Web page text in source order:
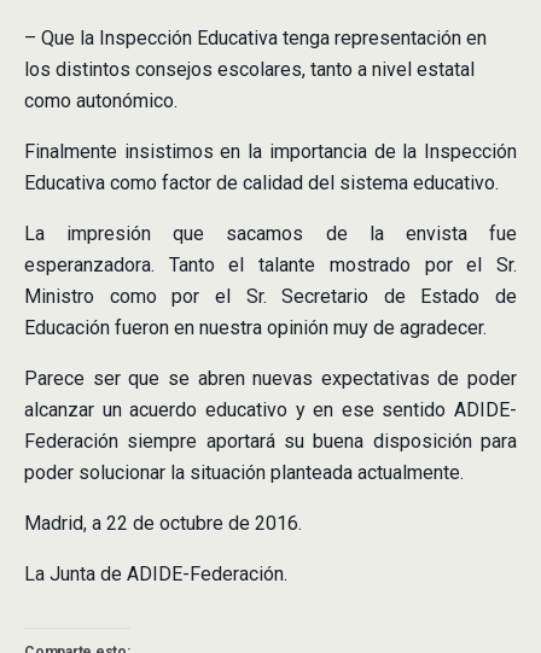
– Que la Inspección Educativa tenga representación en
los distintos consejos escolares, tanto a nivel estatal
como autonómico.
Finalmente insistimos en la importancia de la Inspección
Educativa como factor de calidad del sistema educativo.
La impresión que sacamos de la envista fue
esperanzadora. Tanto el talante mostrado por el Sr.
Ministro como por el Sr. Secretario de Estado de
Educación fueron en nuestra opinión muy de agradecer.
Parece ser que se abren nuevas expectativas de poder
alcanzar un acuerdo educativo y en ese sentido ADIDE-
Federación siempre aportará su buena disposición para
poder solucionar la situación planteada actualmente.
Madrid, a 22 de octubre de 2016.
La Junta de ADIDE-Federación.